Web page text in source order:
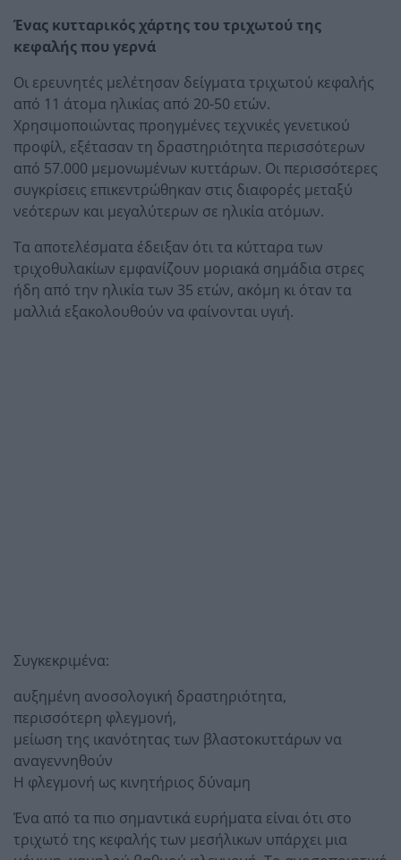
Ένας κυτταρικός χάρτης του τριχωτού της
κεφαλής που γερνά
Οι ερευνητές μελέτησαν δείγματα τριχωτού κεφαλής
από 11 άτομα ηλικίας από 20-50 ετών.
Χρησιμοποιώντας προηγμένες τεχνικές γενετικού
προφίλ, εξέτασαν τη δραστηριότητα περισσότερων
από 57.000 μεμονωμένων κυττάρων. Οι περισσότερες
συγκρίσεις επικεντρώθηκαν στις διαφορές μεταξύ
νεότερων και μεγαλύτερων σε ηλικία ατόμων.
Τα αποτελέσματα έδειξαν ότι τα κύτταρα των
τριχοθυλακίων εμφανίζουν μοριακά σημάδια στρες
ήδη από την ηλικία των 35 ετών, ακόμη κι όταν τα
μαλλιά εξακολουθούν να φαίνονται υγιή.
Συγκεκριμένα:
αυξημένη ανοσολογική δραστηριότητα,
περισσότερη φλεγμονή,
μείωση της ικανότητας των βλαστοκυττάρων να
αναγεννηθούν
Η φλεγμονή ως κινητήριος δύναμη
Ένα από τα πιο σημαντικά ευρήματα είναι ότι στο
τριχωτό της κεφαλής των μεσήλικων υπάρχει μια